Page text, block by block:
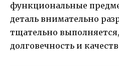
функциональные
деталь внимательно
тщательно
долговечность и